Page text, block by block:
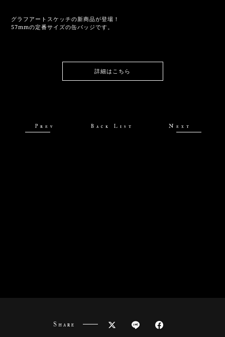
グラフアートスケッチの新商品が登場！
57mmの定番サイズの缶バッジです。
詳細はこちら
Prev Back List Next
Share